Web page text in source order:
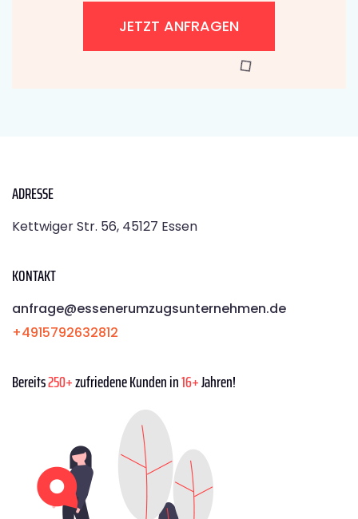
JETZT ANFRAGEN
ADRESSE
Kettwiger Str. 56, 45127 Essen
KONTAKT
anfrage@essenerumzugsunternehmen.de
+4915792632812
Bereits250+zufriedene Kunden in16+Jahren!